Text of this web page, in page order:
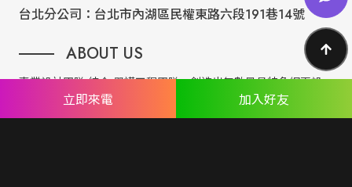
台北分公司： 台北市內湖區民權東路六段191巷14號
ABOUT US
專業設計團隊 結合 嚴謹工程團隊，創造出無數最具特色網頁設
計，不管是時尚美感或是網站最新特效技術，我們仍不斷學習推
出最創新的網頁設計。
立即來電 加入好友